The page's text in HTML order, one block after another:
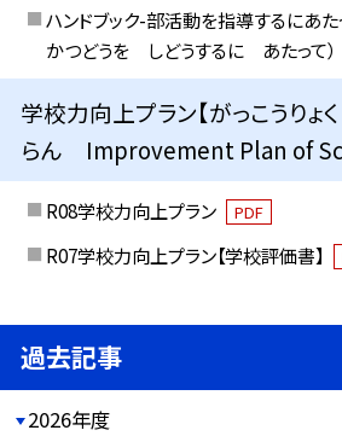
ハンドブック-部活動を指導するにあ
かつどうを しどうするに あたって）
学校力向上プラン【がっこうり
らん Improvement Plan of
R08学校力向上プラン PDF
R07学校力向上プラン【学校評価書】
過去記事
2026年度